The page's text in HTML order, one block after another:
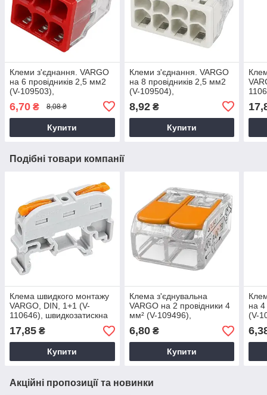
Клеми з'єднання. VARGO
на 6 провідників 2,5 мм2
(V-109503),
для електропроводки
6,70 ₴ 8,08 ₴
Купити
Клеми з'єднання. VARGO
на 8 провідників 2,5 мм2
(V-109504),
для електропроводки
8,92₴
Купити
Подібні товари компанії
Клема швидкого монтажу
VARGO, DIN, 1+1 (V-
110646), швидкозатискна
клема для
електропроводки
17,85 ₴
Купити
Клема з'єднувальна
VARGO на 2 провідники 4
мм² (V-109496),
швидкозатискна клема
для електропроводки
6,80₴
Купити
на
(V-
для
Акційні пропозиції та новинки